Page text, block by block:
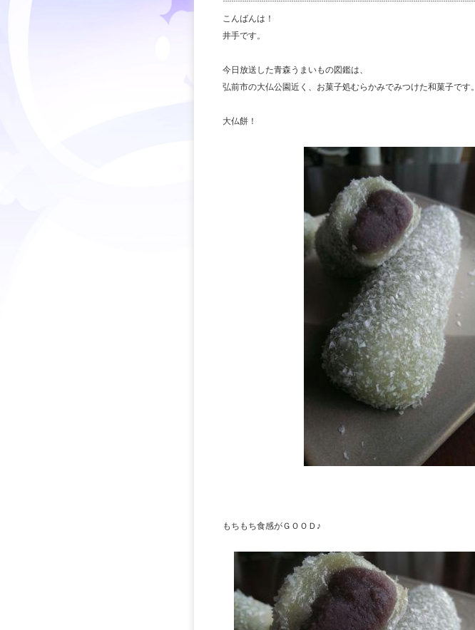
こんばんは！
井手です。
今日放送した青森うまいもの図鑑は、
弘前市の大仏公園近く、お菓子処むらかみでみつけた和菓子です。
大仏餅！
もちもち食感がＧＯＯＤ♪